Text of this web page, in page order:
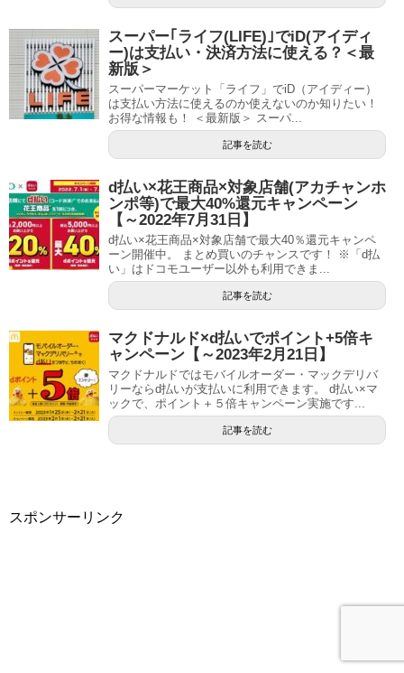
スーパー｢ライフ(LIFE)｣でiD(アイディ
ー)は支払い・決済方法に使える？＜最
新版＞
スーパーマーケット「ライフ」でiD（アイディー）
は支払い方法に使えるのか使えないのか知りたい！
お得な情報も！ ＜最新版＞ スーパ...
記事を読む
d払い×花王商品×対象店舗(アカチャンホ
ンポ等)で最大40%還元キャンペーン
【～2022年7月31日】
d払い×花王商品×対象店舗で最大40％還元キャンペ
ーン開催中。 まとめ買いのチャンスです！ ※「d払
い」はドコモユーザー以外も利用できま...
記事を読む
マクドナルド×d払いでポイント+5倍キ
ャンペーン【～2023年2月21日】
マクドナルドではモバイルオーダー・マックデリバ
リーならd払いが支払いに利用できます。 d払い×マ
ックで、ポイント＋５倍キャンペーン実施です...
記事を読む
スポンサーリンク